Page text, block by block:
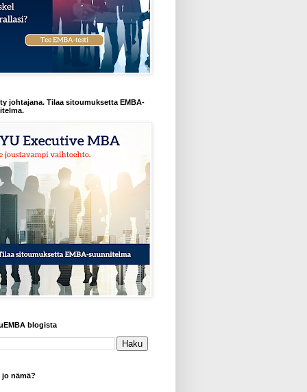
johtajana. Tilaa sitoumuksetta EMBA-
blogista
nämä?